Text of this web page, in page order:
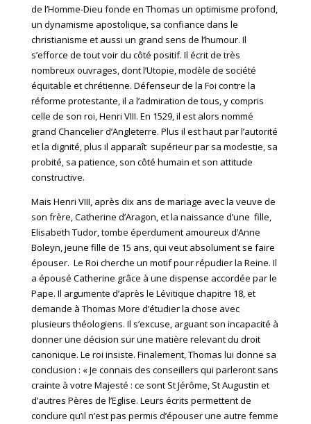
de l’Homme-Dieu fonde en Thomas un optimisme profond,
un dynamisme apostolique, sa confiance dans le
christianisme et aussi un grand sens de l’humour. Il
s’efforce de tout voir du côté positif. Il écrit de très
nombreux ouvrages, dont l’Utopie, modèle de société
équitable et chrétienne. Défenseur de la Foi contre la
réforme protestante, il a l’admiration de tous, y compris
celle de son roi, Henri VIII. En 1529, il est alors nommé
grand Chancelier d’Angleterre. Plus il est haut par l’autorité
et la dignité, plus il apparaît supérieur par sa modestie, sa
probité, sa patience, son côté humain et son attitude
constructive.
Mais Henri VIII, après dix ans de mariage avec la veuve de
son frère, Catherine d’Aragon, et la naissance d’une fille,
Elisabeth Tudor, tombe éperdument amoureux d’Anne
Boleyn, jeune fille de 15 ans, qui veut absolument se faire
épouser. Le Roi cherche un motif pour répudier la Reine. Il
a épousé Catherine grâce à une dispense accordée par le
Pape. Il argumente d’après le Lévitique chapitre 18, et
demande à Thomas More d’étudier la chose avec
plusieurs théologiens. Il s’excuse, arguant son incapacité à
donner une décision sur une matière relevant du droit
canonique. Le roi insiste. Finalement, Thomas lui donne sa
conclusion : « Je connais des conseillers qui parleront sans
crainte à votre Majesté : ce sont St Jérôme, St Augustin et
d’autres Pères de l’Eglise. Leurs écrits permettent de
conclure qu’il n’est pas permis d’épouser une autre femme